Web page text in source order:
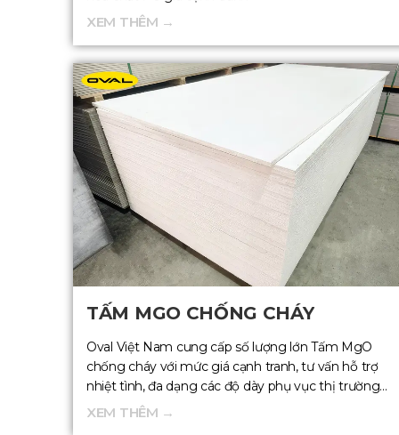
XEM THÊM →
TẤM MGO CHỐNG CHÁY
Oval Việt Nam cung cấp số lượng lớn Tấm MgO
chống cháy với mức giá cạnh tranh, tư vấn hỗ trợ
nhiệt tình, đa dạng các độ dày phụ vục thị trường
sản xuất và xây dựng .
XEM THÊM →